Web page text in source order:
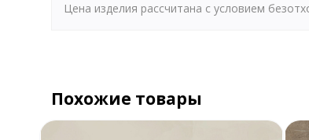
Цена изделия рассчитана с условием
Похожие товары